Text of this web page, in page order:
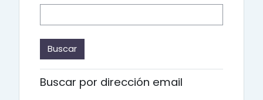
Buscar por dirección email